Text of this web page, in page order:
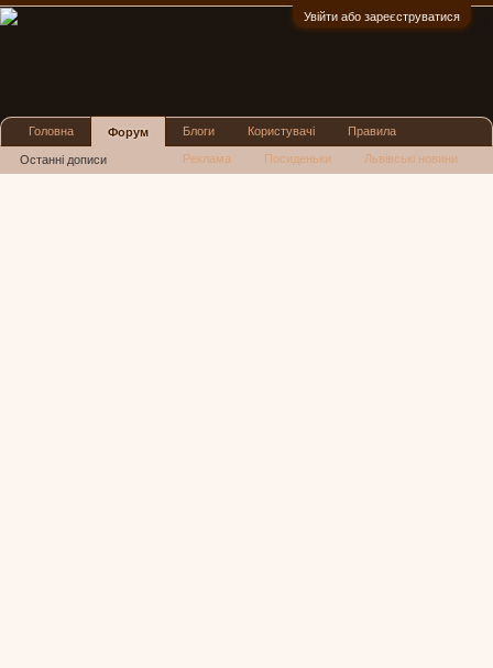
Увійти або зареєструватися
Головна Форум
Останні дописи
Блоги Користувачі Правила
Реклама Посиденьки Львівські новини